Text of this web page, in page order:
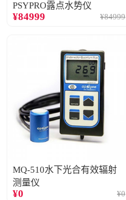
PSYPRO露点水势仪
¥84999 ¥84999
MQ-510水下光合有效辐射
测量仪
¥0 ¥0